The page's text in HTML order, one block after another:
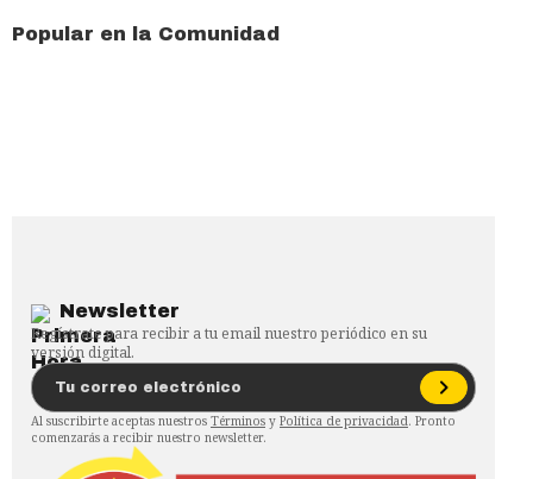
Popular en la Comunidad
Newsletter
Regístrate para recibir a tu email nuestro periódico en su
versión digital.
Al suscribirte aceptas nuestros Términos y Política de privacidad. Pronto
comenzarás a recibir nuestro newsletter.